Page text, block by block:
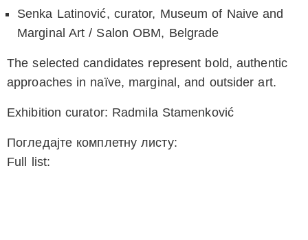
Senka Latinović, curator, Museum of Naive and
Marginal Art / Salon OBM, Belgrade
The selected candidates represent bold, authentic
approaches in naïve, marginal, and outsider art.
Exhibition curator: Radmila Stamenković
Погледајте комплетну листу:
Full list: